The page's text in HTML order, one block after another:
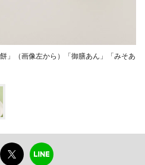
」（画像左から）「御膳あん」「みそあ